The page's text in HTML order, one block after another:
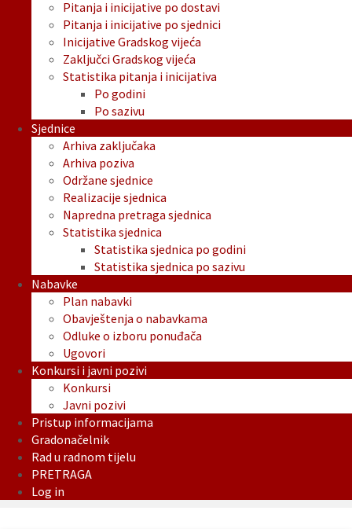
Pitanja i inicijative po dostavi
Pitanja i inicijative po sjednici
Inicijative Gradskog vijeća
Zaključci Gradskog vijeća
Statistika pitanja i inicijativa
Po godini
Po sazivu
Sjednice
Arhiva zaključaka
Arhiva poziva
Održane sjednice
Realizacije sjednica
Napredna pretraga sjednica
Statistika sjednica
Statistika sjednica po godini
Statistika sjednica po sazivu
Nabavke
Plan nabavki
Obavještenja o nabavkama
Odluke o izboru ponuđača
Ugovori
Konkursi i javni pozivi
Konkursi
Javni pozivi
Pristup informacijama
Gradonačelnik
Rad u radnom tijelu
PRETRAGA
Log in